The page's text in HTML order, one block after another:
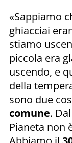
«Sappiamo
ghiacciai
stiamo
piccola era
uscendo, e
della
sono due
comune.
Pianeta non